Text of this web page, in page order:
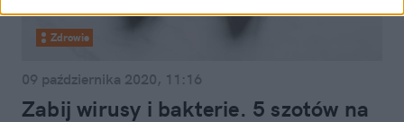
Zdrowie
09 października 2020, 11:16
Zabij wirusy i bakterie. 5 szotów na